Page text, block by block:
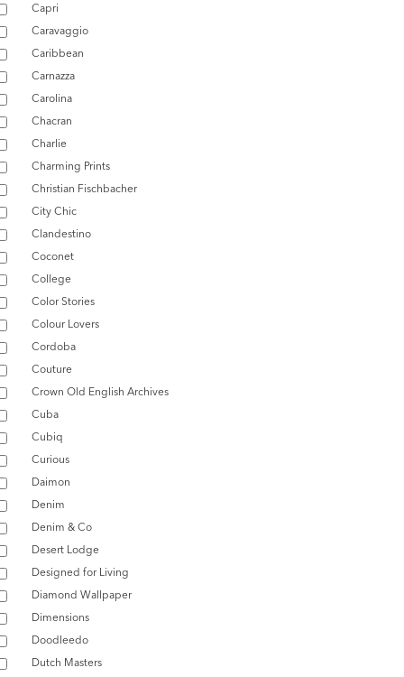
Capri
Caravaggio
Caribbean
Carnazza
Carolina
Chacran
Charlie
Charming Prints
Christian Fischbacher
City Chic
Clandestino
Coconet
College
Color Stories
Colour Lovers
Cordoba
Couture
Crown Old English Archives
Cuba
Cubiq
Curious
Daimon
Denim
Denim & Co
Desert Lodge
Designed for Living
Diamond Wallpaper
Dimensions
Doodleedo
Dutch Masters